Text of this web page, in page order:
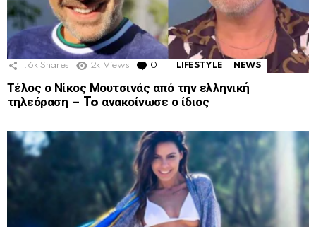
1.6k Shares 2k Views 0 Comments
LIFESTYLE NEWS
Τέλος ο Νίκος Μουτσινάς από την ελληνική
τηλεόραση – To ανακοίνωσε ο ίδιος